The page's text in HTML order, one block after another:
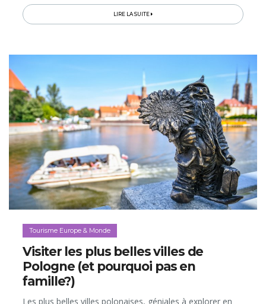
LIRE LA SUITE
Tourisme Europe & Monde
Visiter les plus belles villes de
Pologne (et pourquoi pas en
famille?)
Les plus belles villes polonaises, géniales à explorer en